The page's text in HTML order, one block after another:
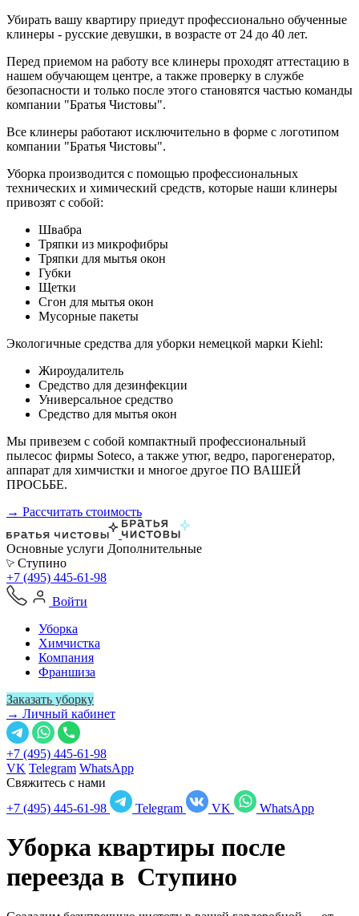
Убирать вашу квартиру приедут профессионально обученные
клинеры - русские девушки, в возрасте от 24 до 40 лет.
Перед приемом на работу все клинеры проходят аттестацию в
нашем обучающем центре, а также проверку в службе
безопасности и только после этого становятся частью команды
компании "Братья Чистовы".
Все клинеры работают исключительно в форме с логотипом
компании "Братья Чистовы".
Уборка производится с помощью профессиональных
технических и химический средств, которые наши клинеры
привозят с собой:
Швабра
Тряпки из микрофибры
Тряпки для мытья окон
Губки
Щетки
Сгон для мытья окон
Мусорные пакеты
Экологичные средства для уборки немецкой марки Kiehl:
Жироудалитель
Средство для дезинфекции
Универсальное средство
Средство для мытья окон
Мы привезем с собой компактный профессиональный
пылесос фирмы Soteco, а также утюг, ведро, парогенератор,
аппарат для химчистки и многое другое ПО ВАШЕЙ
ПРОСЬБЕ.
→ Рассчитать стоимость
Основные услуги Дополнительные
Ступино
+7 (495) 445-61-98
Войти
Уборка
Химчистка
Компания
Франшиза
Заказать уборку
→ Личный кабинет
+7 (495) 445-61-98
VK Telegram WhatsApp
Свяжитесь с нами
+7 (495) 445-61-98
Telegram VK WhatsApp
Уборка квартиры после
переезда в Ступино